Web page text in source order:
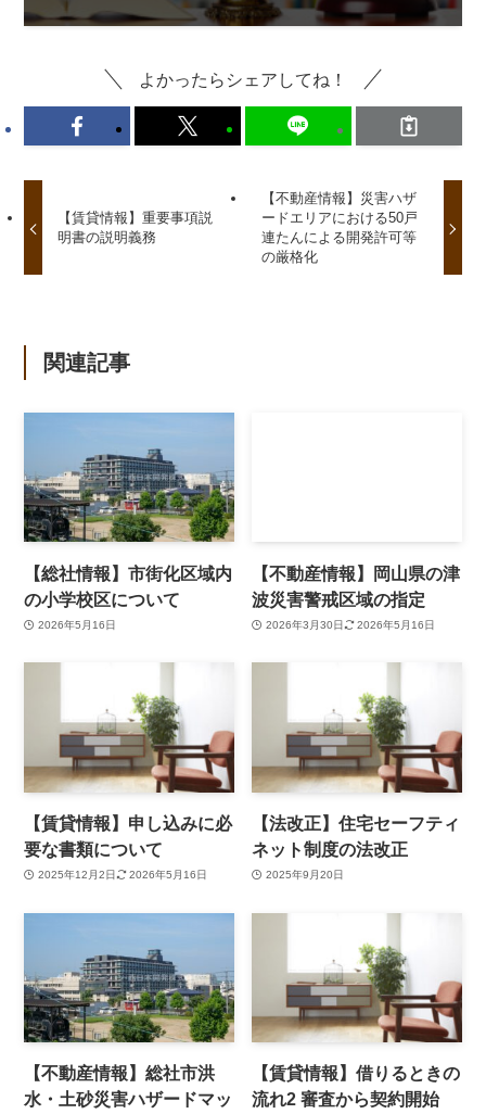
よかったらシェアしてね！
【賃貸情報】重要事項説
明書の説明義務
【不動産情報】災害ハザ
ードエリアにおける50戸
連たんによる開発許可等
の厳格化
関連記事
【総社情報】市街化区域内
の小学校区について
2026年5月16日
【不動産情報】岡山県の津
波災害警戒区域の指定
2026年3月30日 2026年5月16日
【賃貸情報】申し込みに必
要な書類について
2025年12月2日 2026年5月16日
【法改正】住宅セーフティ
ネット制度の法改正
2025年9月20日
【不動産情報】総社市洪
水・土砂災害ハザードマッ
【賃貸情報】借りるときの
流れ2 審査から契約開始